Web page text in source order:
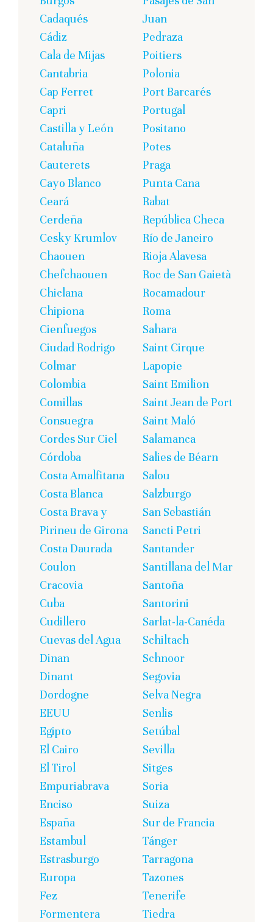
Cadaqués
Cádiz
Cala de Mijas
Cantabria
Cap Ferret
Capri
Castilla y León
Cataluña
Cauterets
Cayo Blanco
Ceará
Cerdeña
Cesky Krumlov
Chaouen
Chefchaouen
Chiclana
Chipiona
Cienfuegos
Ciudad Rodrigo
Colmar
Colombia
Comillas
Consuegra
Cordes Sur Ciel
Córdoba
Costa Amalfitana
Costa Blanca
Costa Brava y
Pirineu de Girona
Costa Daurada
Coulon
Cracovia
Cuba
Cudillero
Cuevas del Agua
Dinan
Dinant
Dordogne
EEUU
Egipto
El Cairo
El Tirol
Empuriabrava
Enciso
España
Estambul
Estrasburgo
Europa
Fez
Formentera
Juan
Pedraza
Poitiers
Polonia
Port Barcarés
Portugal
Positano
Potes
Praga
Punta Cana
Rabat
República Checa
Río de Janeiro
Rioja Alavesa
Roc de San Gaietà
Rocamadour
Roma
Sahara
Saint Cirque
Lapopie
Saint Emilion
Saint Jean de Port
Saint Maló
Salamanca
Salies de Béarn
Salou
Salzburgo
San Sebastián
Sancti Petri
Santander
Santillana del Mar
Santoña
Santorini
Sarlat-la-Canéda
Schiltach
Schnoor
Segovia
Selva Negra
Senlis
Setúbal
Sevilla
Sitges
Soria
Suiza
Sur de Francia
Tánger
Tarragona
Tazones
Tenerife
Tiedra